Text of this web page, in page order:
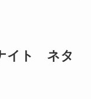
イト ネタ